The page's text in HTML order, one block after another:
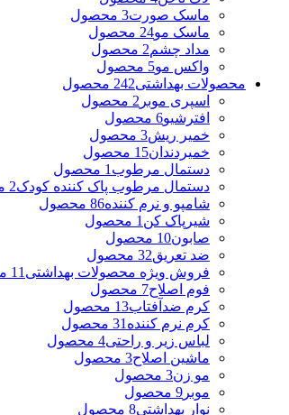
ماسک صورت3 محصول
ماسک مو24 محصول
مداد چشم2 محصول
واکس مو5 محصول
محصولات بهداشتی242 محصول
اسپری موبر 2 محصول
افترشیو6 محصول
خمیر ریش3 محصول
خمیردندان15 محصول
دستمال مرطوب 1 محصول
دستمال مرطوب پاک کننده کودک2 محصول
شامپو و نرم کننده86 محصول
شیرپاک کن 1 محصول
صابون10 محصول
ضد تعریق32 محصول
فروش ویژه محصولات بهداشتی 11 محصول
فوم اصلاح7 محصول
کرم ضدآفتاب13 محصول
کرم نرم کننده 31 محصول
لباس زیر و راحتی4 محصول
ماشین اصلاح3 محصول
مو زن3 محصول
موبر 9 محصول
نوار بهداشتی8 محصول